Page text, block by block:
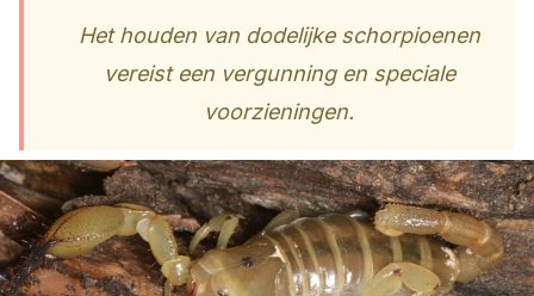
Het houden van dodelijke schorpioenen
vereist een vergunning en speciale
voorzieningen.